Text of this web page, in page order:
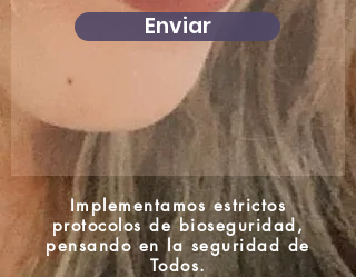
Enviar
Implementamos estrictos
protocolos de bioseguridad,
pensando en la seguridad de
Todos.